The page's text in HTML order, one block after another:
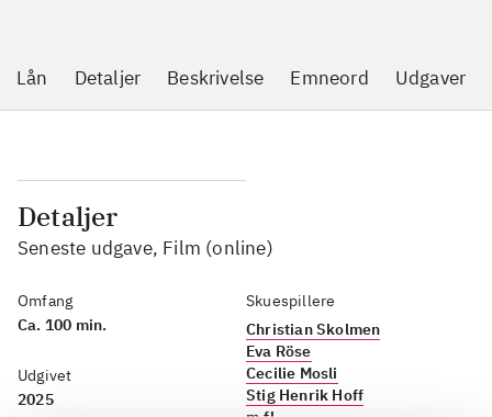
Lån Detaljer Beskrivelse Emneord Udgaver
Detaljer
Seneste udgave, Film (online)
Omfang
Ca. 100 min.
Udgivet
2025
Skuespillere
Christian Skolmen
Eva Röse
Cecilie Mosli
Stig Henrik Hoff